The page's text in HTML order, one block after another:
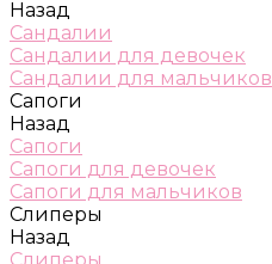
Назад
Сандалии
Сандалии для девочек
Сандалии для мальчиков
Сапоги
Назад
Сапоги
Сапоги для девочек
Сапоги для мальчиков
Слиперы
Назад